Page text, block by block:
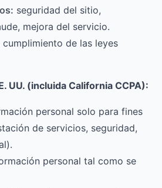
seguridad del sitio,
mejora del servicio.
cumplimiento de las leyes
UU. (incluida California CCPA):
personal solo para fines
de servicios, seguridad,
personal tal como se